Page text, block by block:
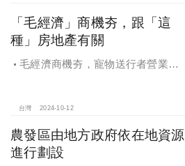
「毛經濟」商機夯，跟「這
種」房地產有關
毛經濟商機夯，寵物送行者營業額
台灣 2024-10-12
農發區由地方政府依在地資源
進行劃設